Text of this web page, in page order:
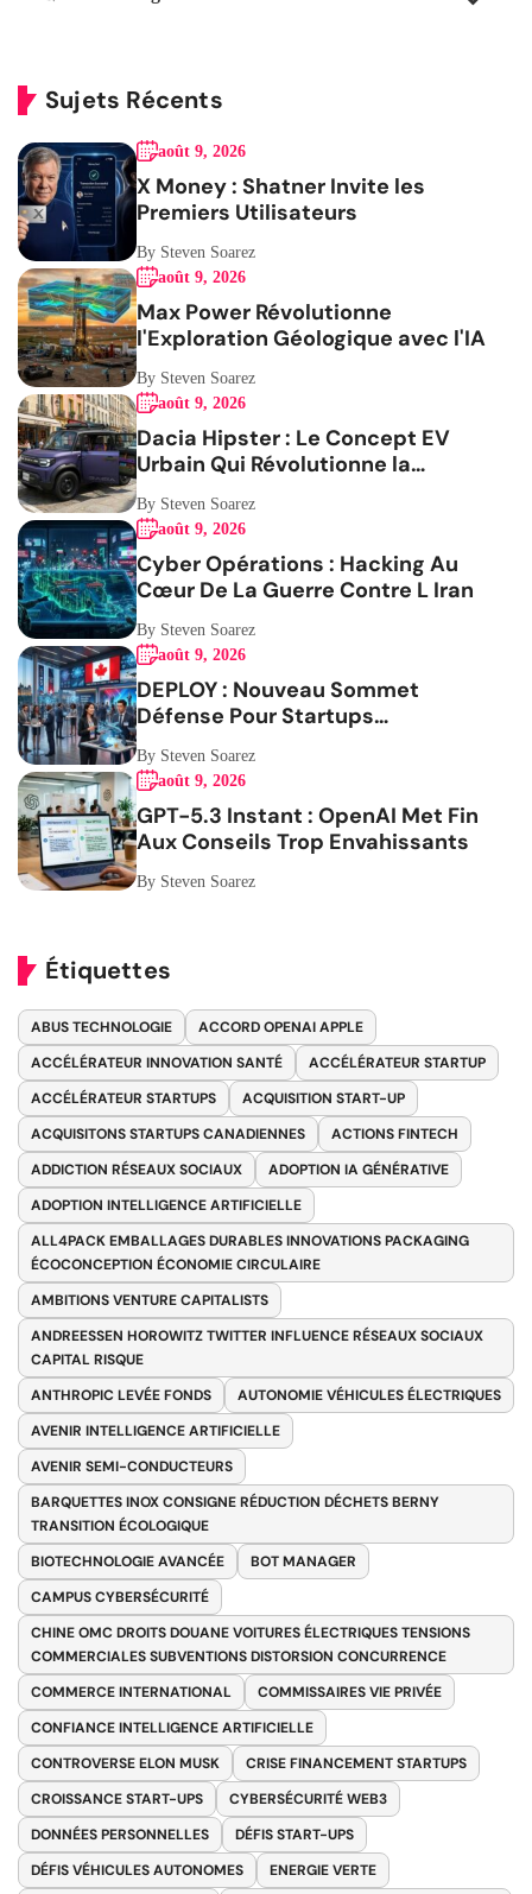
Sujets Récents
août 9, 2026
X Money : Shatner Invite les
Premiers Utilisateurs
By Steven Soarez
août 9, 2026
Max Power Révolutionne
l'Exploration Géologique avec l'IA
By Steven Soarez
août 9, 2026
Dacia Hipster : Le Concept EV
Urbain Qui Révolutionne la
Mobilité
By Steven Soarez
août 9, 2026
Cyber Opérations : Hacking Au
Cœur De La Guerre Contre L Iran
By Steven Soarez
août 9, 2026
DEPLOY : Nouveau Sommet
Défense Pour Startups
Canadiennes
By Steven Soarez
août 9, 2026
GPT-5.3 Instant : OpenAI Met Fin
Aux Conseils Trop Envahissants
By Steven Soarez
Étiquettes
ABUS TECHNOLOGIE
ACCORD OPENAI APPLE
ACCÉLÉRATEUR INNOVATION SANTÉ
ACCÉLÉRATEUR STARTUP
ACCÉLÉRATEUR STARTUPS
ACQUISITION START-UP
ACQUISITONS STARTUPS CANADIENNES
ACTIONS FINTECH
ADDICTION RÉSEAUX SOCIAUX
ADOPTION IA GÉNÉRATIVE
ADOPTION INTELLIGENCE ARTIFICIELLE
ALL4PACK EMBALLAGES DURABLES INNOVATIONS PACKAGING
ÉCOCONCEPTION ÉCONOMIE CIRCULAIRE
AMBITIONS VENTURE CAPITALISTS
ANDREESSEN HOROWITZ TWITTER INFLUENCE RÉSEAUX SOCIAUX
CAPITAL RISQUE
ANTHROPIC LEVÉE FONDS
AUTONOMIE VÉHICULES ÉLECTRIQUES
AVENIR INTELLIGENCE ARTIFICIELLE
AVENIR SEMI-CONDUCTEURS
BARQUETTES INOX CONSIGNE RÉDUCTION DÉCHETS BERNY
TRANSITION ÉCOLOGIQUE
BIOTECHNOLOGIE AVANCÉE
BOT MANAGER
CAMPUS CYBERSÉCURITÉ
CHINE OMC DROITS DOUANE VOITURES ÉLECTRIQUES TENSIONS
COMMERCIALES SUBVENTIONS DISTORSION CONCURRENCE
COMMERCE INTERNATIONAL
COMMISSAIRES VIE PRIVÉE
CONFIANCE INTELLIGENCE ARTIFICIELLE
CONTROVERSE ELON MUSK
CRISE FINANCEMENT STARTUPS
CROISSANCE START-UPS
CYBERSÉCURITÉ WEB3
DONNÉES PERSONNELLES
DÉFIS START-UPS
DÉFIS VÉHICULES AUTONOMES
ENERGIE VERTE